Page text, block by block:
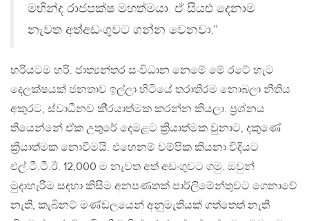
මහින්ද රාජපක්ෂ මහත්මයා. ඒ සියළු දෙනාම
නැවත අත්අඩංගුවට ගන්න වෙනවා.”
හරියටම හරි. ජාත්‍යන්තර සංවිධාන නෙමේ මේ රටේ හැට
දෙලක්ෂයක් ජනතාව ඉල්ලා හිටියේ තරාතිරම නොබලා නීතිය
අකුරට, ස්වාධීනව කි‍්‍රයාත්මක කරන්න කියලා. ප්‍රශ්නය
තියෙන්නේ ඒක උතුරේ දෙමළට ක්‍රියාත්මක වුනාට, දකුණේ
ක්‍රියාත්මක නොවීමයි. එහෙනම් චම්පික කියනා විදියට
එල්.ටී.ටී.ඊ. 12,000 ම නැවත අත් අඩංගුවට ගමු. ඔවුන්
මුදාහැරීම සඳහා කිසිම අනපණතක් පාර්ලිමේන්තුවට ගෙනාවේ
නැති, කැබිනට් මණ්ඩලයෙන් අනුමැතියක් ගත්තෙත් නැති